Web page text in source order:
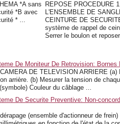
*A sans
*B avec
* ...
REPOSE PROCEDURE
L'ENSEMBLE DE
CEINTURE DE
système de rappel de
Serrer le boulon et
De Moniteur De Retrovision: Bornes
DE TELEVISION ARRIERE (a)
arrière. (b) Mesurer la tension de
Couleur du câblage ...
De Securite Preventive: Non-
(ensemble d'actionneur de